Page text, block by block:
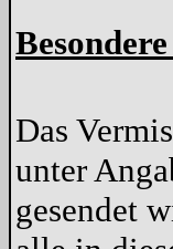
Das
unter
gesendet